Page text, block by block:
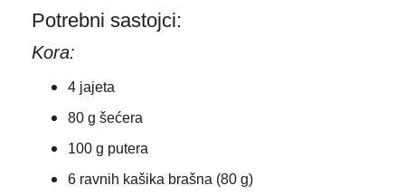
Potrebni sastojci:
Kora:
4 jajeta
80 g šećera
100 g putera
6 ravnih kašika brašna (80 g)